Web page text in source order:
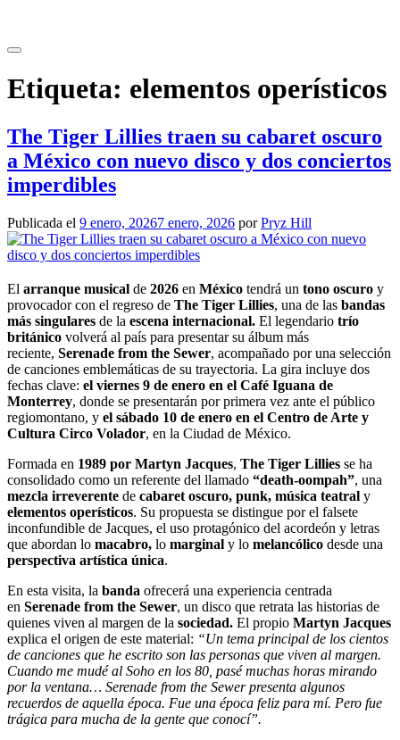
contenido
Etiqueta: elementos operísticos
The Tiger Lillies traen su cabaret oscuro
a México con nuevo disco y dos conciertos
imperdibles
Publicada el 9 enero, 20267 enero, 2026 porPryz Hill
El arranque musical de 2026 en México tendrá un tono oscuro y
provocador con el regreso de The Tiger Lillies, una de las bandas
más singulares de la escena internacional. El legendario trío
británico volverá al país para presentar su álbum más
reciente, Serenade from the Sewer, acompañado por una selección
de canciones emblemáticas de su trayectoria. La gira incluye dos
fechas clave: el viernes 9 de enero en el Café Iguana de
Monterrey, donde se presentarán por primera vez ante el público
regiomontano, y el sábado 10 de enero en el Centro de Arte y
Cultura Circo Volador, en la Ciudad de México.
Formada en 1989 por Martyn Jacques, The Tiger Lillies se ha
consolidado como un referente del llamado “death-oompah”, una
mezcla irreverente de cabaret oscuro, punk, música teatral y
elementos operísticos. Su propuesta se distingue por el falsete
inconfundible de Jacques, el uso protagónico del acordeón y letras
que abordan lo macabro, lo marginal y lo melancólico desde una
perspectiva artística única.
En esta visita, la banda ofrecerá una experiencia centrada
en Serenade from the Sewer, un disco que retrata las historias de
quienes viven al margen de la sociedad. El propio Martyn Jacques
explica el origen de este material: “Un tema principal de los cientos
de canciones que he escrito son las personas que viven al margen.
Cuando me mudé al Soho en los 80, pasé muchas horas mirando
por la ventana… Serenade from the Sewer presenta algunos
recuerdos de aquella época. Fue una época feliz para mí. Pero fue
trágica para mucha de la gente que conocí”.